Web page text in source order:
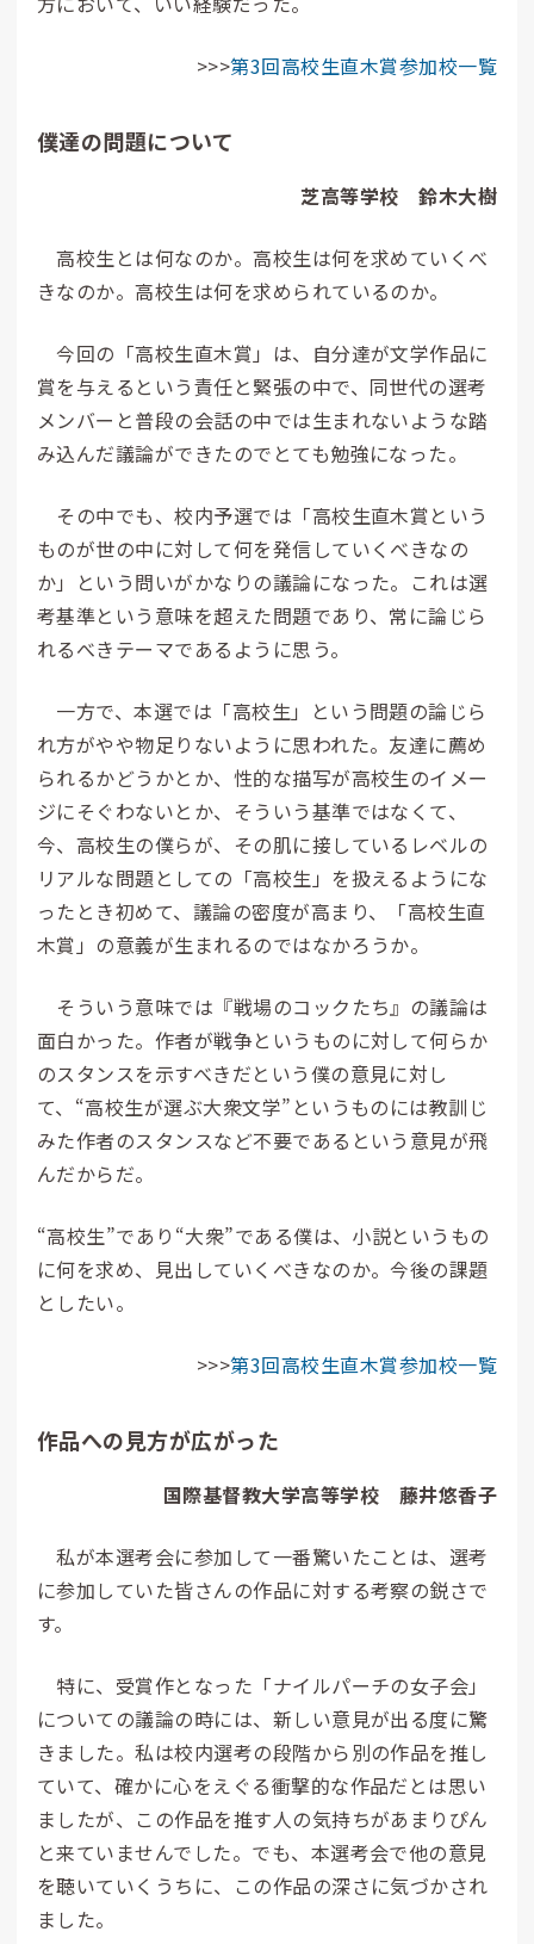
>>>第3回高校生直木賞参加校一覧
僕達の問題について
芝高等学校 鈴木大樹
高校生とは何なのか。高校生は何を求めていくべ
きなのか。高校生は何を求められているのか。
今回の「高校生直木賞」は、自分達が文学作品に
賞を与えるという責任と緊張の中で、同世代の選考
メンバーと普段の会話の中では生まれないような踏
み込んだ議論ができたのでとても勉強になった。
その中でも、校内予選では「高校生直木賞という
ものが世の中に対して何を発信していくべきなの
か」という問いがかなりの議論になった。これは選
考基準という意味を超えた問題であり、常に論じら
れるべきテーマであるように思う。
一方で、本選では「高校生」という問題の論じら
れ方がやや物足りないように思われた。友達に薦め
られるかどうかとか、性的な描写が高校生のイメー
ジにそぐわないとか、そういう基準ではなくて、
今、高校生の僕らが、その肌に接しているレベルの
リアルな問題としての「高校生」を扱えるようにな
ったとき初めて、議論の密度が高まり、「高校生直
木賞」の意義が生まれるのではなかろうか。
そういう意味では『戦場のコックたち』の議論は
面白かった。作者が戦争というものに対して何らか
のスタンスを示すべきだという僕の意見に対し
て、“高校生が選ぶ大衆文学”というものには教訓じ
みた作者のスタンスなど不要であるという意見が飛
んだからだ。
“高校生”であり“大衆”である僕は、小説というもの
に何を求め、見出していくべきなのか。今後の課題
としたい。
>>>第3回高校生直木賞参加校一覧
作品への見方が広がった
国際基督教大学高等学校 藤井悠香子
私が本選考会に参加して一番驚いたことは、選考
に参加していた皆さんの作品に対する考察の鋭さで
す。
特に、受賞作となった「ナイルパーチの女子会」
についての議論の時には、新しい意見が出る度に驚
きました。私は校内選考の段階から別の作品を推し
ていて、確かに心をえぐる衝撃的な作品だとは思い
ましたが、この作品を推す人の気持ちがあまりぴん
と来ていませんでした。でも、本選考会で他の意見
を聴いていくうちに、この作品の深さに気づかされ
ました。